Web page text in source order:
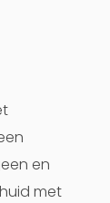
en
met